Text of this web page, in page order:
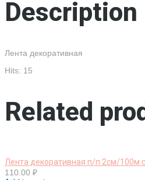
Description
Лента декоративная
Hits: 15
Related
Лента декоративная п/п 2см/100м
110.00 ₽